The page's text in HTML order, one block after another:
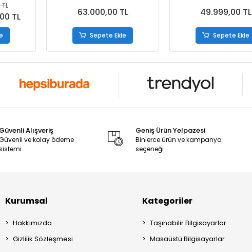
TL 63.000,00 TL
Sepete Ekle
49.999,00 TL
Sepete Ekle
Güvenli Alışveriş
ve kolay ödeme
Geniş Ürün Yelpazesi
Binlerce ürün ve kampanya
seçeneği
Kurumsal
Hakkımızda
Gizlilik Sözleşmesi
Kategoriler
Taşınabilir Bilgisayarlar
Masaüstü Bilgisayarlar